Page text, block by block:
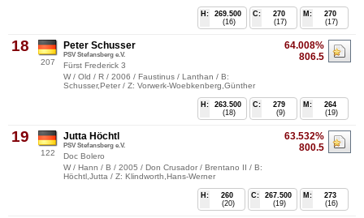
M:
270
(17)
C:
270
(17)
H:
269.500
(16)
18
207
64.008%
806.5
Peter Schusser
PSV Stefansberg e.V.
Fürst Frederick 3
W / Old / R / 2006 / Faustinus / Lanthan / B:
Schusser,Peter / Z: Vorwerk-Woebkenberg,Günther
M:
264
(19)
C:
279
(9)
H:
263.500
(18)
19
122
63.532%
800.5
Jutta Höchtl
PSV Stefansberg e.V.
Doc Bolero
W / Hann / B / 2005 / Don Crusador / Brentano II / B:
Höchtl,Jutta / Z: Klindworth,Hans-Werner
M:
273
(16)
C:
267.500
(19)
H:
260
(20)